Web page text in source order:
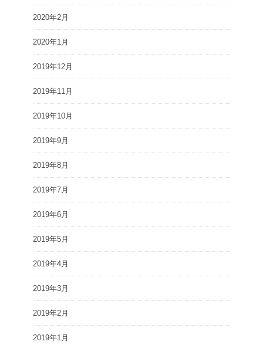
2020年2月
2020年1月
2019年12月
2019年11月
2019年10月
2019年9月
2019年8月
2019年7月
2019年6月
2019年5月
2019年4月
2019年3月
2019年2月
2019年1月